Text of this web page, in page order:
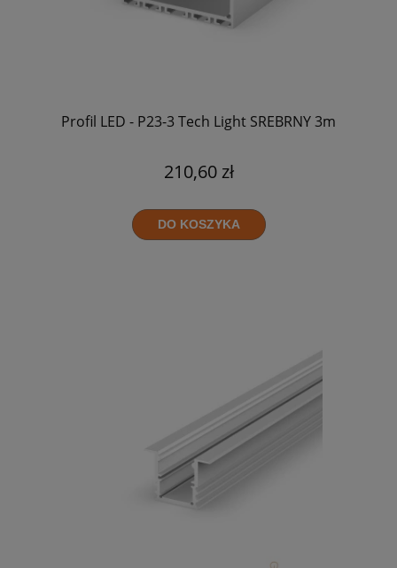
Profil LED - P23-3 Tech Light SREBRNY 3m
210,60 zł
DO KOSZYKA